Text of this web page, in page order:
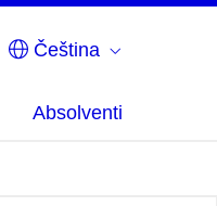
Čeština
Absolventi